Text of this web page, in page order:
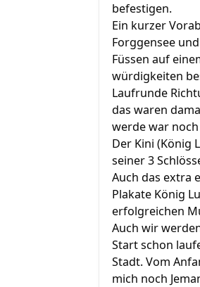
befestigen.
Ein kurzer
Forggensee
Füssen auf
würdigkeiten
Laufrunde
das waren
werde war
Der Kini (König
seiner 3
Auch das extra
Plakate König
erfolgreichen
Auch wir
Start schon
Stadt. Vom
mich noch